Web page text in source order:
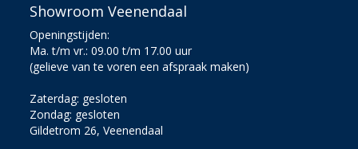
Showroom Veenendaal
Openingstijden:
Ma. t/m vr.: 09.00 t/m 17.00 uur
(gelieve van te voren een afspraak maken)
Zaterdag: gesloten
Zondag: gesloten
Gildetrom 26, Veenendaal